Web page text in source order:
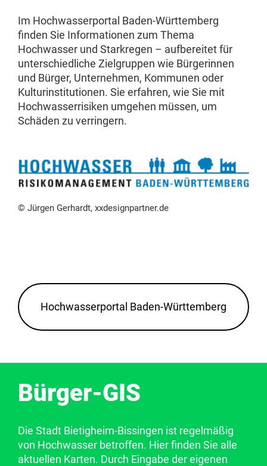
Im Hochwasserportal Baden-Württemberg
finden Sie Informationen zum Thema
Hochwasser und Starkregen – aufbereitet für
unterschiedliche Zielgruppen wie Bürgerinnen
und Bürger, Unternehmen, Kommunen oder
Kulturinstitutionen. Sie erfahren, wie Sie mit
Hochwasserrisiken umgehen müssen, um
Schäden zu verringern.
© Jürgen Gerhardt, xxdesignpartner.de
Hochwasserportal Baden-Württemberg
Bürger-GIS
Die Stadt Bietigheim-Bissingen ist regelmäßig
von Hochwasser betroffen. Hier finden Sie alle
aktuellen Karten. Durch Eingabe der eigenen